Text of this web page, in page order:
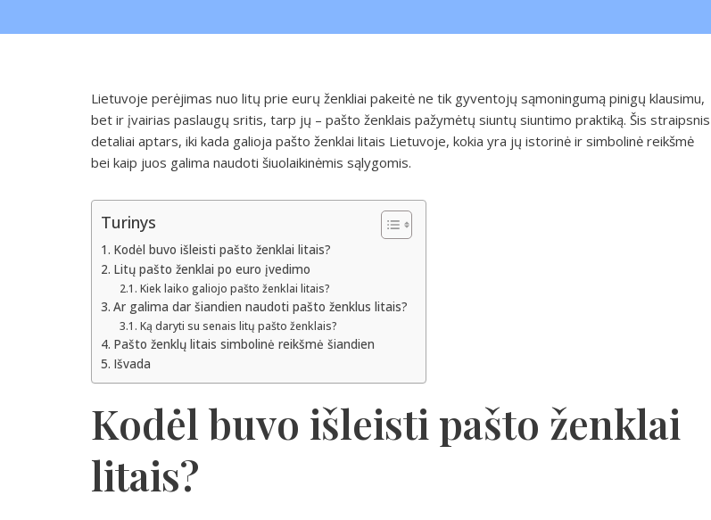
Lietuvoje perėjimas nuo litų prie eurų ženkliai pakeitė ne tik gyventojų sąmoningumą pinigų klausimu,
bet ir įvairias paslaugų sritis, tarp jų – pašto ženklais pažymėtų siuntų siuntimo praktiką. Šis straipsnis
detaliai aptars, iki kada galioja pašto ženklai litais Lietuvoje, kokia yra jų istorinė ir simbolinė reikšmė
bei kaip juos galima naudoti šiuolaikinėmis sąlygomis.
Turinys
Kodėl buvo išleisti pašto ženklai litais?
Litų pašto ženklai po euro įvedimo
Kiek laiko galiojo pašto ženklai litais?
Ar galima dar šiandien naudoti pašto ženklus litais?
Ką daryti su senais litų pašto ženklais?
Pašto ženklų litais simbolinė reikšmė šiandien
Išvada
Kodėl buvo išleisti pašto ženklai
litais?